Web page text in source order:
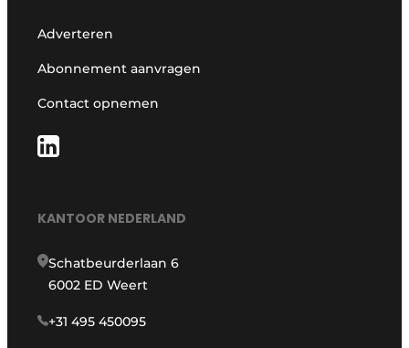
Adverteren
Abonnement aanvragen
Contact opnemen
KANTOOR NEDERLAND
Schatbeurderlaan 6
6002 ED Weert
+31 495 450095